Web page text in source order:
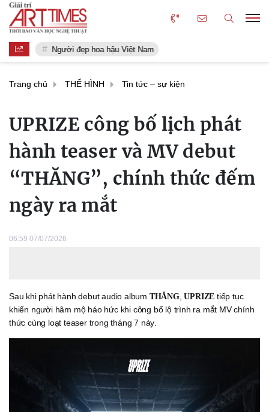
Người đẹp hoa hậu Việt Nam
Trang chủ THỂ HÌNH Tin tức – sự kiện
UPRIZE công bố lịch phát
hành teaser và MV debut
“THĂNG”, chính thức đếm
ngày ra mắt
06:59 07/07/2026
Sau khi phát hành debut audio album THĂNG,UPRIZE tiếp tục
khiến người hâm mộ háo hức khi công bố lộ trình ra mắt MV chính
thức cùng loạt teaser trong tháng 7 này.